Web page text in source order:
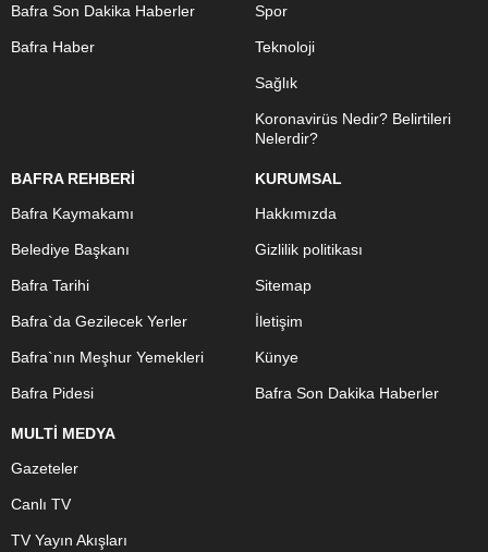
Bafra Son Dakika Haberler
Bafra Haber
Spor
Teknoloji
Sağlık
Koronavirüs Nedir? Belirtileri
Nelerdir?
BAFRA REHBERİ
Bafra Kaymakamı
Belediye Başkanı
Bafra Tarihi
Bafra`da Gezilecek Yerler
Bafra`nın Meşhur Yemekleri
Bafra Pidesi
KURUMSAL
Hakkımızda
Gizlilik politikası
Sitemap
İletişim
Künye
Bafra Son Dakika Haberler
MULTİ MEDYA
Gazeteler
Canlı TV
TV Yayın Akışları